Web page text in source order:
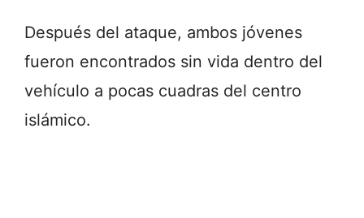
Después del ataque, ambos jóvenes
fueron encontrados sin vida dentro del
vehículo a pocas cuadras del centro
islámico.